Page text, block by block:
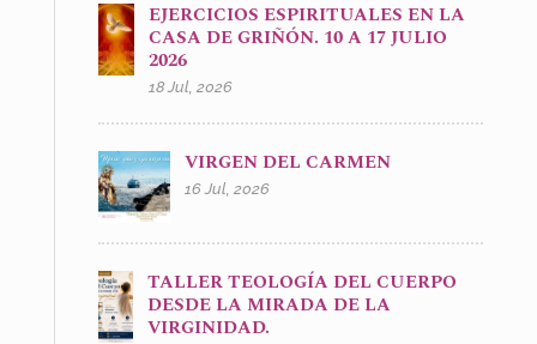
EJERCICIOS ESPIRITUALES EN LA
CASA DE GRIÑÓN. 10 A 17 JULIO
2026
18 Jul, 2026
VIRGEN DEL CARMEN
16 Jul, 2026
TALLER TEOLOGÍA DEL CUERPO
DESDE LA MIRADA DE LA
VIRGINIDAD.